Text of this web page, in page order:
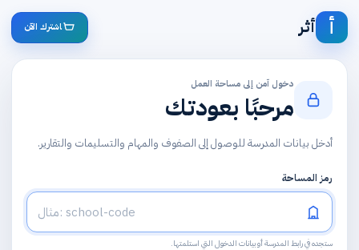
أثر
دخول آمن إلى مساحة العمل
مرحبًا بعودتك
أدخل بيانات المدرسة للوصول إلى الصفوف والمهام والتسليمات والتقارير.
رمز المساحة
ستجده في رابط المدرسة أو بيانات الدخول التي استلمتها.